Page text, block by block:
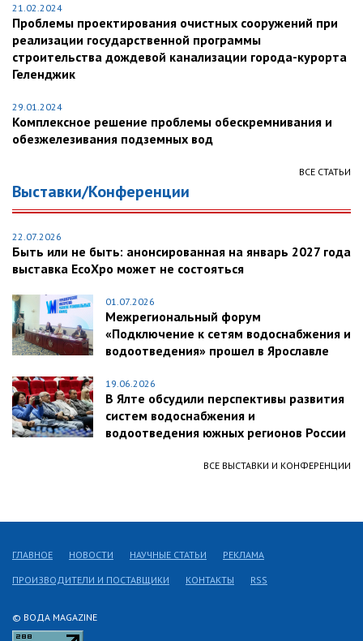
21.02.2024
Проблемы проектирования очистных сооружений при
реализации государственной программы
строительства дождевой канализации города-курорта
Геленджик
29.01.2024
Комплексное решение проблемы обескремнивания и
обезжелезивания подземных вод
ВСЕ СТАТЬИ
Выставки/Конференции
22.07.2026
Быть или не быть: анонсированная на январь 2027 года
выставка EcoXpo может не состояться
01.07.2026
Межрегиональный форум
«Подключение к сетям водоснабжения и
водоотведения» прошел в Ярославле
19.06.2026
В Ялте обсудили перспективы развития
систем водоснабжения и
водоотведения южных регионов России
ВСЕ ВЫСТАВКИ И КОНФЕРЕНЦИИ
© ВОДА MAGAZINE
ГЛАВНОЕ НОВОСТИ НАУЧНЫЕ СТАТЬИ РЕКЛАМА
ПРОИЗВОДИТЕЛИ И ПОСТАВЩИКИ КОНТАКТЫ RSS